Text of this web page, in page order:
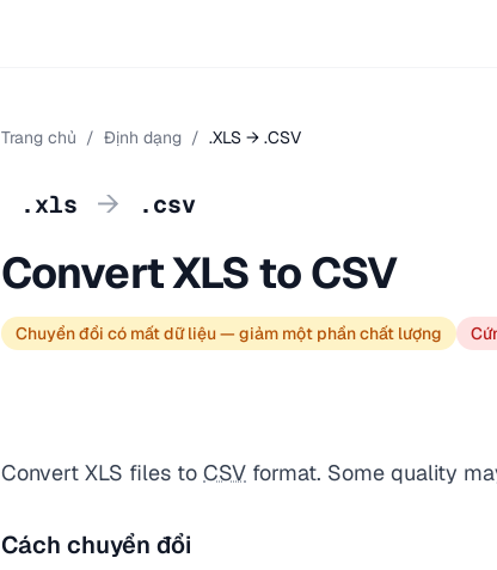
Trang chủ / Định dạng / .XLS → .CSV
.xls → .csv
Convert XLS to CSV
Chuyển đổi có mất dữ liệu — giảm một phần chất lượng
Convert XLS files to CSV format. Some quality
Cách chuyển đổi